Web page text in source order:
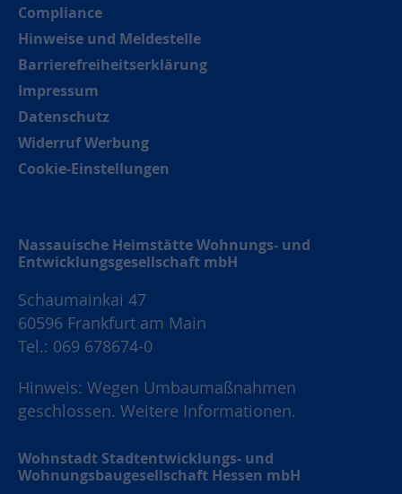
Compliance
Hinweise und Meldestelle
Barrierefreiheitserklärung
Impressum
Datenschutz
Widerruf Werbung
Cookie-Einstellungen
Nassauische Heimstätte Wohnungs- und
Entwicklungsgesellschaft mbH
Schaumainkai 47
60596 Frankfurt am Main
Tel.: 069 678674-0
Hinweis: Wegen Umbaumaßnahmen
geschlossen. Weitere Informationen.
Wohnstadt Stadtentwicklungs- und
Wohnungsbaugesellschaft Hessen mbH